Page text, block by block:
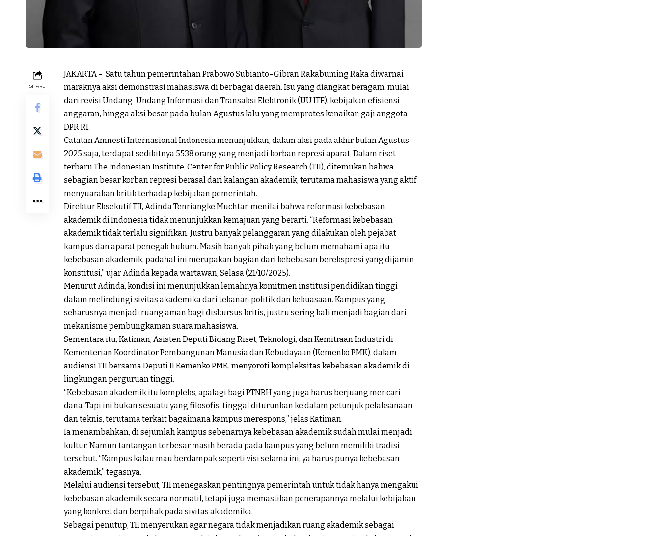
SHARE
JAKARTA – Satu tahun pemerintahan Prabowo Subianto–Gibran Rakabuming Raka diwarnai
maraknya aksi demonstrasi mahasiswa di berbagai daerah. Isu yang diangkat beragam, mulai
dari revisi Undang-Undang Informasi dan Transaksi Elektronik (UU ITE), kebijakan efisiensi
anggaran, hingga aksi besar pada bulan Agustus lalu yang memprotes kenaikan gaji anggota
DPR RI.
Catatan Amnesti Internasional Indonesia menunjukkan, dalam aksi pada akhir bulan Agustus
2025 saja, terdapat sedikitnya 5538 orang yang menjadi korban represi aparat. Dalam riset
terbaru The Indonesian Institute, Center for Public Policy Research (TII), ditemukan bahwa
sebagian besar korban represi berasal dari kalangan akademik, terutama mahasiswa yang aktif
menyuarakan kritik terhadap kebijakan pemerintah.
Direktur Eksekutif TII, Adinda Tenriangke Muchtar, menilai bahwa reformasi kebebasan
akademik di Indonesia tidak menunjukkan kemajuan yang berarti. “Reformasi kebebasan
akademik tidak terlalu signifikan. Justru banyak pelanggaran yang dilakukan oleh pejabat
kampus dan aparat penegak hukum. Masih banyak pihak yang belum memahami apa itu
kebebasan akademik, padahal ini merupakan bagian dari kebebasan berekspresi yang dijamin
konstitusi,” ujar Adinda kepada wartawan, Selasa (21/10/2025).
Menurut Adinda, kondisi ini menunjukkan lemahnya komitmen institusi pendidikan tinggi
dalam melindungi sivitas akademika dari tekanan politik dan kekuasaan. Kampus yang
seharusnya menjadi ruang aman bagi diskursus kritis, justru sering kali menjadi bagian dari
mekanisme pembungkaman suara mahasiswa.
Sementara itu, Katiman, Asisten Deputi Bidang Riset, Teknologi, dan Kemitraan Industri di
Kementerian Koordinator Pembangunan Manusia dan Kebudayaan (Kemenko PMK), dalam
audiensi TII bersama Deputi II Kemenko PMK, menyoroti kompleksitas kebebasan akademik di
lingkungan perguruan tinggi.
“Kebebasan akademik itu kompleks, apalagi bagi PTNBH yang juga harus berjuang mencari
dana. Tapi ini bukan sesuatu yang filosofis, tinggal diturunkan ke dalam petunjuk pelaksanaan
dan teknis, terutama terkait bagaimana kampus merespons,” jelas Katiman.
Ia menambahkan, di sejumlah kampus sebenarnya kebebasan akademik sudah mulai menjadi
kultur. Namun tantangan terbesar masih berada pada kampus yang belum memiliki tradisi
tersebut. “Kampus kalau mau berdampak seperti visi selama ini, ya harus punya kebebasan
akademik,” tegasnya.
Melalui audiensi tersebut, TII menegaskan pentingnya pemerintah untuk tidak hanya mengakui
kebebasan akademik secara normatif, tetapi juga memastikan penerapannya melalui kebijakan
yang konkret dan berpihak pada sivitas akademika.
Sebagai penutup, TII menyerukan agar negara tidak menjadikan ruang akademik sebagai